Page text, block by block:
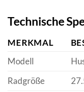
Technische
MERKMAL
Modell
Radgröße